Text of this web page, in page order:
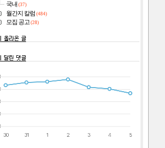
국내 (37)
월간지 칼럼 (484)
모집 공고 (28)